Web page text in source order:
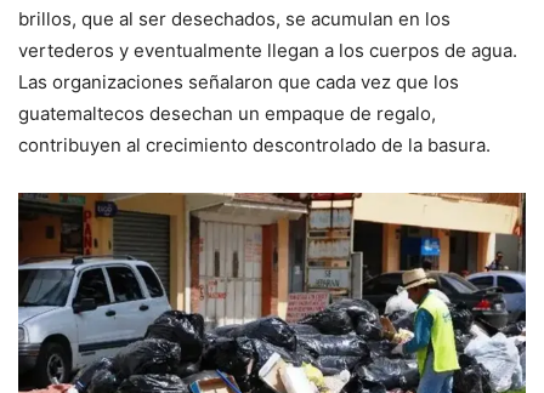
brillos, que al ser desechados, se acumulan en los
vertederos y eventualmente llegan a los cuerpos de agua.
Las organizaciones señalaron que cada vez que los
guatemaltecos desechan un empaque de regalo,
contribuyen al crecimiento descontrolado de la basura.